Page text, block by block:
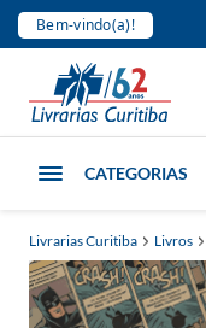
Bem-vindo(a)!
CATEGORIAS
Livrarias Curitiba Livros